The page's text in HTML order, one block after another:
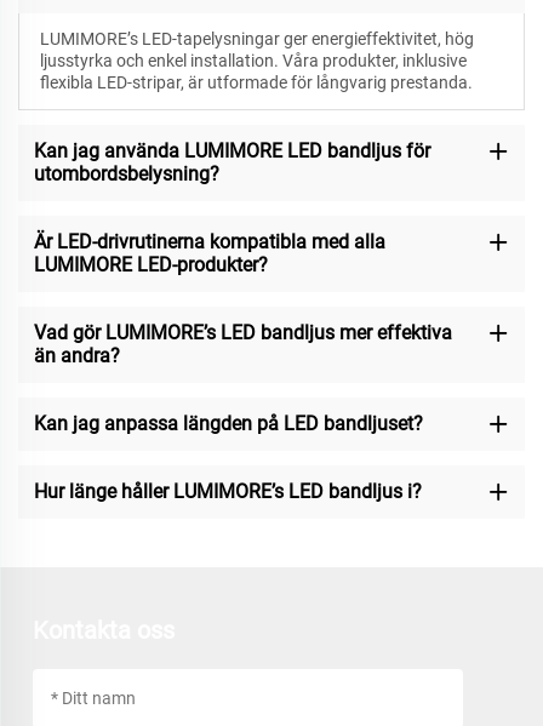
LUMIMORE’s LED-tapelysningar ger energieffektivitet, hög
ljusstyrka och enkel installation. Våra produkter, inklusive
flexibla LED-stripar, är utformade för långvarig prestanda.
Kan jag använda LUMIMORE LED bandljus för
utombordsbelysning?
Är LED-drivrutinerna kompatibla med alla
LUMIMORE LED-produkter?
Vad gör LUMIMORE’s LED bandljus mer effektiva
än andra?
Kan jag anpassa längden på LED bandljuset?
Hur länge håller LUMIMORE’s LED bandljus i?